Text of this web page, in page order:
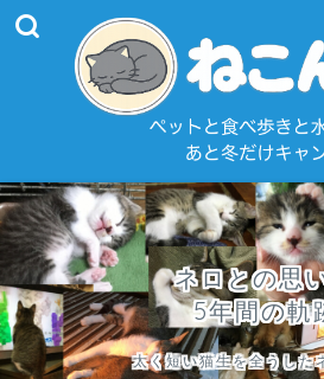
ネロとの思
5年間の軌
太く短い猫生を全うした